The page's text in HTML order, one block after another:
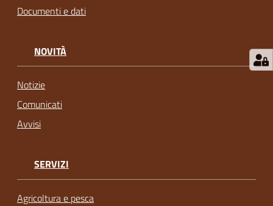
Documenti e dati
NOVITÀ
Notizie
Comunicati
Avvisi
SERVIZI
Agricoltura e pesca